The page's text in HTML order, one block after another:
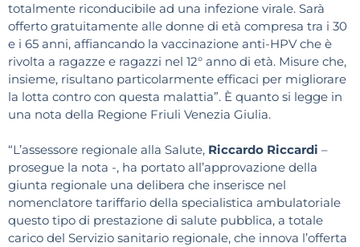
totalmente riconducibile ad una infezione virale. Sarà
offerto gratuitamente alle donne di età compresa tra i 30
e i 65 anni, affiancando la vaccinazione anti-HPV che è
rivolta a ragazze e ragazzi nel 12° anno di età. Misure che,
insieme, risultano particolarmente efficaci per migliorare
la lotta contro con questa malattia”. È quanto si legge in
una nota della Regione Friuli Venezia Giulia.
“L’assessore regionale alla Salute, Riccardo Riccardi –
prosegue la nota -, ha portato all’approvazione della
giunta regionale una delibera che inserisce nel
nomenclatore tariffario della specialistica ambulatoriale
questo tipo di prestazione di salute pubblica, a totale
carico del Servizio sanitario regionale, che innova l’offerta